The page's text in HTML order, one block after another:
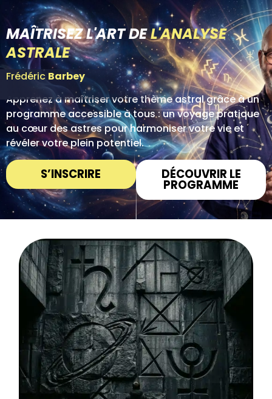
MAÎTRISEZ L'ART DEL'ANALYSE
ASTRALE
Frédéric Barbey
Apprenez à maîtriser votre thème astral grâce à un
programme accessible à tous : un voyage pratique
au cœur des astres pour harmoniser votre vie et
révéler votre plein potentiel.
S’INSCRIRE DÉCOUVRIR LE
PROGRAMME